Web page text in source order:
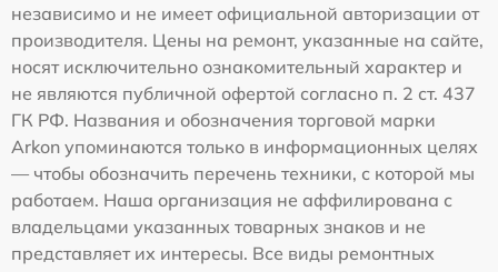
независимо и не имеет официальной авторизации от
производителя. Цены на ремонт, указанные на сайте,
носят исключительно ознакомительный характер и
не являются публичной офертой согласно п. 2 ст. 437
ГК РФ. Названия и обозначения торговой марки
Arkon упоминаются только в информационных целях
— чтобы обозначить перечень техники, с которой мы
работаем. Наша организация не аффилирована с
владельцами указанных товарных знаков и не
представляет их интересы. Все виды ремонтных